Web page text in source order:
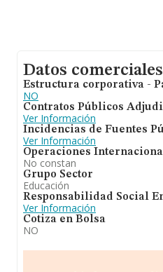
Datos comerciales
Estructura corporativa -
NO
Contratos Públicos
Ver Información
Incidencias de Fuentes
Ver Información
Operaciones
No constan
Grupo Sector
Educación
Responsabilidad Social
Ver Información
Cotiza en Bolsa
NO